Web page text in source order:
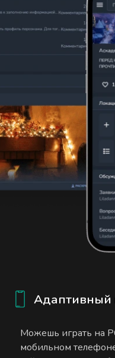
Адаптивный
Можешь играть на
мобильном